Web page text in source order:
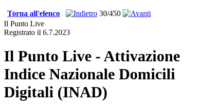
Torna all'elenco
30/450
Il Punto Live
Registrato il 6.7.2023
Il Punto Live - Attivazione
Indice Nazionale Domicili
Digitali (INAD)